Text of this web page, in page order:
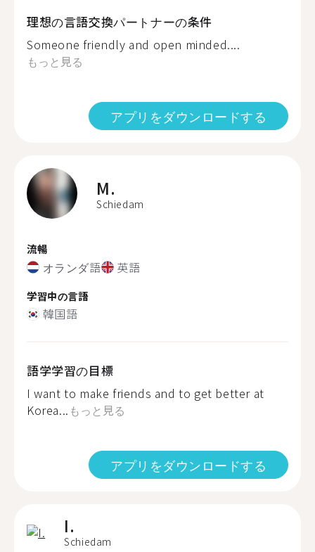
理想の言語交換パートナーの条件
Someone friendly and open minded....
もっと見る
アプリをダウンロードする
M.
Schiedam
流暢
オランダ語 英語
学習中の言語
韓国語
語学学習の目標
I want to make friends and to get better at
Korea... もっと見る
アプリをダウンロードする
I.
Schiedam